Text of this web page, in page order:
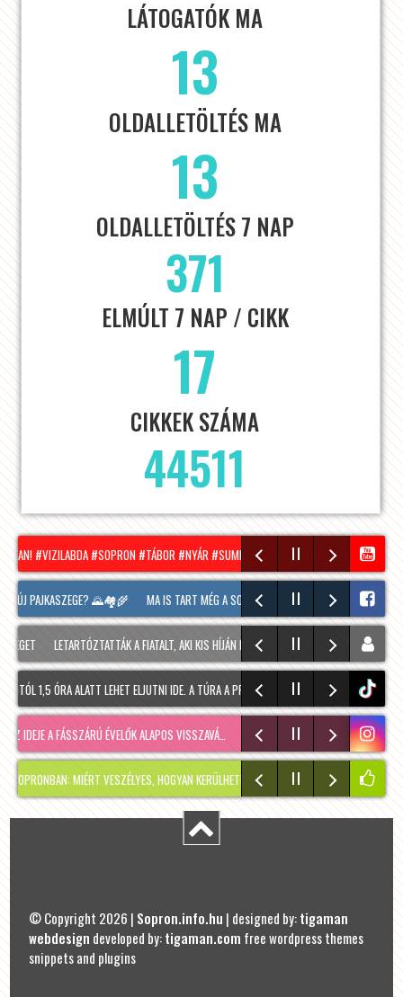
LÁTOGATÓK MA
13
OLDALLETÖLTÉS MA
13
OLDALLETÖLTÉS 7 NAP
371
ELMÚLT 7 NAP / CIKK
17
CIKKEK SZÁMA
44511
#VIZILABDA #SOPRON #TÁBOR #NYÁR #SUMMER HÍRADÓ – 2026.08.05. –
PAJKASZEGE? 🌄🏘️🌾 MA IS TART MÉG A SOPRONI BORÜNNEP, 20 ÓRAKOR A
LETARTÓZTATTÁK A FIATALT, AKI KIS HÍJÁN MEGÖLT EGY 28 ÉVES FÉRFIT SOPRONBAN
ÓRA ALATT LEHET ELJUTNI IDE. A TÚRA A PREINER GSCHEID PARKOLÓBÓL INDUL ÉS
tiktok
A FÁSSZÁRÚ ÉVELŐK ALAPOS VISSZAVÁ… RÉGMÚLT KIRAKATA, AMÉLIE MÓDRA
MIÉRT VESZÉLYES, HOGYAN KERÜLHETETT IDE, ÉS MIKOR SZABADUL FEL? PÁR
© Copyright 2026 | Sopron.info.hu | designed by:tigaman
webdesign developed by:tigaman.com free wordpress themes
snippets and plugins